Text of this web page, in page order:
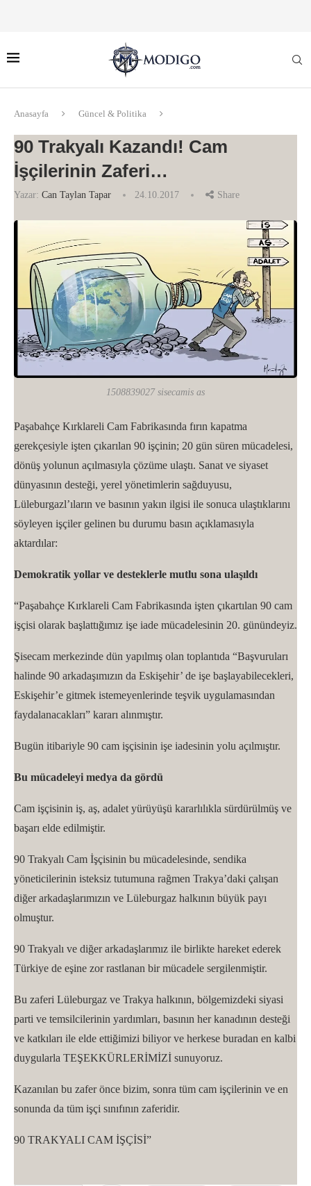
Anasayfa Güncel & Politika
90 Trakyalı Kazandı! Cam
İşçilerinin Zaferi…
Yazar: Can Taylan Tapar 24.10.2017 Share
1508839027 sisecamis as
Paşabahçe Kırklareli Cam Fabrikasında fırın kapatma
gerekçesiyle işten çıkarılan 90 işçinin; 20 gün süren mücadelesi,
dönüş yolunun açılmasıyla çözüme ulaştı. Sanat ve siyaset
dünyasının desteği, yerel yönetimlerin sağduyusu,
Lüleburgazl’ıların ve basının yakın ilgisi ile sonuca ulaştıklarını
söyleyen işçiler gelinen bu durumu basın açıklamasıyla
aktardılar:
Demokratik yollar ve desteklerle mutlu sona ulaşıldı
“Paşabahçe Kırklareli Cam Fabrikasında işten çıkartılan 90 cam
işçisi olarak başlattığımız işe iade mücadelesinin 20. günündeyiz.
Şisecam merkezinde dün yapılmış olan toplantıda “Başvuruları
halinde 90 arkadaşımızın da Eskişehir’ de işe başlayabilecekleri,
Eskişehir’e gitmek istemeyenlerinde teşvik uygulamasından
faydalanacakları” kararı alınmıştır.
Bugün itibariyle 90 cam işçisinin işe iadesinin yolu açılmıştır.
Bu mücadeleyi medya da gördü
Cam işçisinin iş, aş, adalet yürüyüşü kararlılıkla sürdürülmüş ve
başarı elde edilmiştir.
90 Trakyalı Cam İşçisinin bu mücadelesinde, sendika
yöneticilerinin isteksiz tutumuna rağmen Trakya’daki çalışan
diğer arkadaşlarımızın ve Lüleburgaz halkının büyük payı
olmuştur.
90 Trakyalı ve diğer arkadaşlarımız ile birlikte hareket ederek
Türkiye de eşine zor rastlanan bir mücadele sergilenmiştir.
Bu zaferi Lüleburgaz ve Trakya halkının, bölgemizdeki siyasi
parti ve temsilcilerinin yardımları, basının her kanadının desteği
ve katkıları ile elde ettiğimizi biliyor ve herkese buradan en kalbi
duygularla TEŞEKKÜRLERİMİZİ sunuyoruz.
Kazanılan bu zafer önce bizim, sonra tüm cam işçilerinin ve en
sonunda da tüm işçi sınıfının zaferidir.
90 TRAKYALI CAM İŞÇİSİ”